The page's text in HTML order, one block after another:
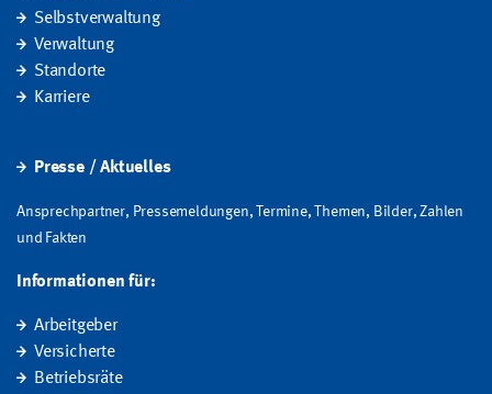
Selbstverwaltung
Verwaltung
Standorte
Karriere
Presse / Aktuelles
Ansprechpartner, Pressemeldungen, Termine, Themen, Bilder, Zahlen
und Fakten
Informationen für:
Arbeitgeber
Versicherte
Betriebsräte